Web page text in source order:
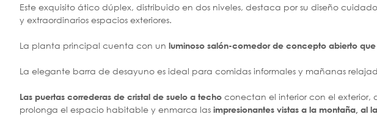
Este exquisito ático dúplex, distribuido en dos niveles, destaca por su diseño
y extraordinarios espacios exteriores.
La planta principal cuenta con un luminoso salón-comedor de concepto abierto
La elegante barra de desayuno es ideal para comidas informales y mañanas
Las puertas correderas de cristal de suelo a techo conectan el interior con el
prolonga el espacio habitable y enmarca las impresionantes vistas a la montaña, al